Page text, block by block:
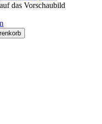
das Vorschaubild